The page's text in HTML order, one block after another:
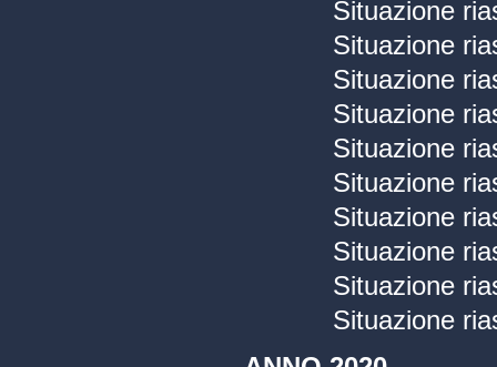
Situazione
Situazione
Situazione
Situazione
Situazione
Situazione
Situazione
Situazione
Situazione
Situazione